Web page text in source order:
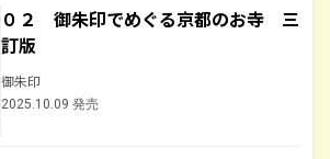
０２ 御朱印でめぐる京都のお寺 三
訂版
御朱印
2025.10.09 発売